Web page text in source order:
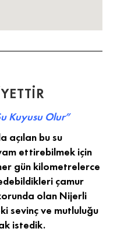
Kuyusu Olur”
açılan bu su
ettirebilmek için
her gün kilometrelerce
çamur
olan Nijerli
sevinç ve mutluluğu
istedik.